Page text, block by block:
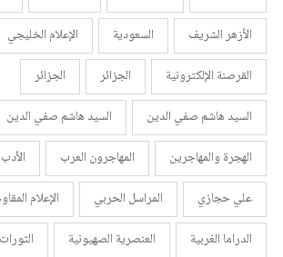
الأزهر الشريف
السعودية الإعلام الخليجي
القرصنة الإلكترونية
الجزائر
الجزائر
السيد هاشم صفي الدين
السيد هاشم صفي الدين
الهجرة والمهاجرين
المهاجرون العرب
علي حجازي
المراسل الحربي الإعلام
الدراما الغربية
العنصرية الصهيونية